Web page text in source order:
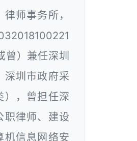
师事务所，
曾）兼任深圳
深圳市政府采
），曾担任深
职律师、建设
机信息网络安